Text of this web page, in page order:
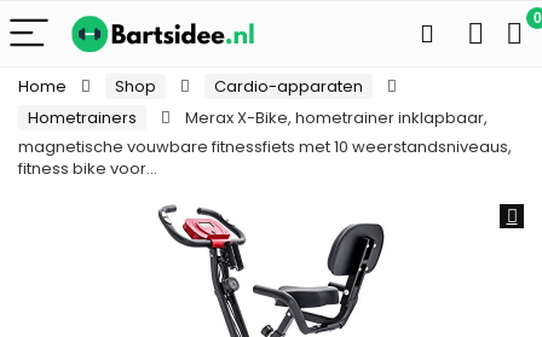
0
Home Shop
Cardio-apparaten
Hometrainers
Merax X-Bike, hometrainer inklapbaar,
magnetische vouwbare fitnessfiets met 10 weerstandsniveaus,
fitness bike voor…